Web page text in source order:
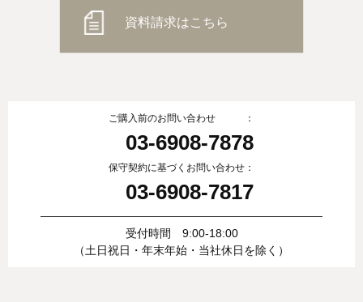
資料請求はこちら
ご購入前のお問い合わせ ：
03-6908-7878
保守契約に基づくお問い合わせ：
03-6908-7817
受付時間 9:00-18:00
（土日祝日・年末年始・当社休日を除く）